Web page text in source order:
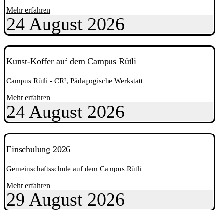
Mehr erfahren
24 August 2026
Kunst-Koffer auf dem Campus Rütli
Campus Rütli - CR², Pädagogische Werkstatt
Mehr erfahren
24 August 2026
Einschulung 2026
Gemeinschaftsschule auf dem Campus Rütli
Mehr erfahren
29 August 2026